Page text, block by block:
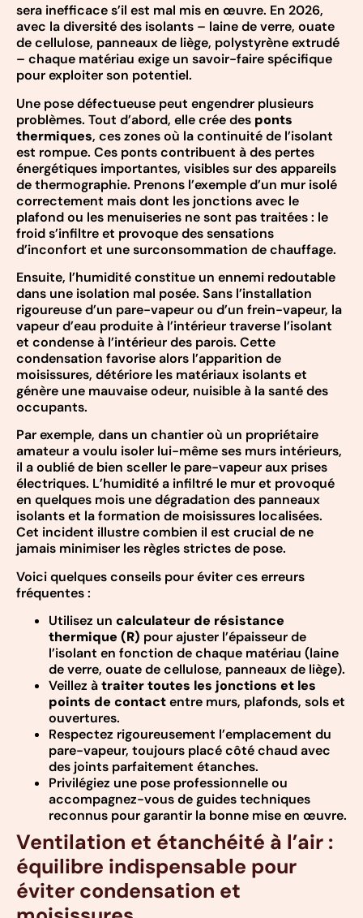
sera inefficace s’il est mal mis en œuvre. En 2026,
avec la diversité des isolants – laine de verre, ouate
de cellulose, panneaux de liège, polystyrène extrudé
– chaque matériau exige un savoir-faire spécifique
pour exploiter son potentiel.
Une pose défectueuse peut engendrer plusieurs
problèmes. Tout d’abord, elle crée des ponts
thermiques, ces zones où la continuité de l’isolant
est rompue. Ces ponts contribuent à des pertes
énergétiques importantes, visibles sur des appareils
de thermographie. Prenons l’exemple d’un mur isolé
correctement mais dont les jonctions avec le
plafond ou les menuiseries ne sont pas traitées : le
froid s’infiltre et provoque des sensations
d’inconfort et une surconsommation de chauffage.
Ensuite, l’humidité constitue un ennemi redoutable
dans une isolation mal posée. Sans l’installation
rigoureuse d’un pare-vapeur ou d’un frein-vapeur, la
vapeur d’eau produite à l’intérieur traverse l’isolant
et condense à l’intérieur des parois. Cette
condensation favorise alors l’apparition de
moisissures, détériore les matériaux isolants et
génère une mauvaise odeur, nuisible à la santé des
occupants.
Par exemple, dans un chantier où un propriétaire
amateur a voulu isoler lui-même ses murs intérieurs,
il a oublié de bien sceller le pare-vapeur aux prises
électriques. L’humidité a infiltré le mur et provoqué
en quelques mois une dégradation des panneaux
isolants et la formation de moisissures localisées.
Cet incident illustre combien il est crucial de ne
jamais minimiser les règles strictes de pose.
Voici quelques conseils pour éviter ces erreurs
fréquentes :
Utilisez un calculateur de résistance
thermique (R) pour ajuster l’épaisseur de
l’isolant en fonction de chaque matériau (laine
de verre, ouate de cellulose, panneaux de liège).
Veillez àtraiter toutes les jonctions et les
points de contactentre murs, plafonds, sols et
ouvertures.
Respectez rigoureusement l’emplacement du
pare-vapeur, toujours placé côté chaud avec
des joints parfaitement étanches.
Privilégiez une pose professionnelle ou
accompagnez-vous de guides techniques
reconnus pour garantir la bonne mise en œuvre.
Ventilation et étanchéité à l’air :
équilibre indispensable pour
éviter condensation et